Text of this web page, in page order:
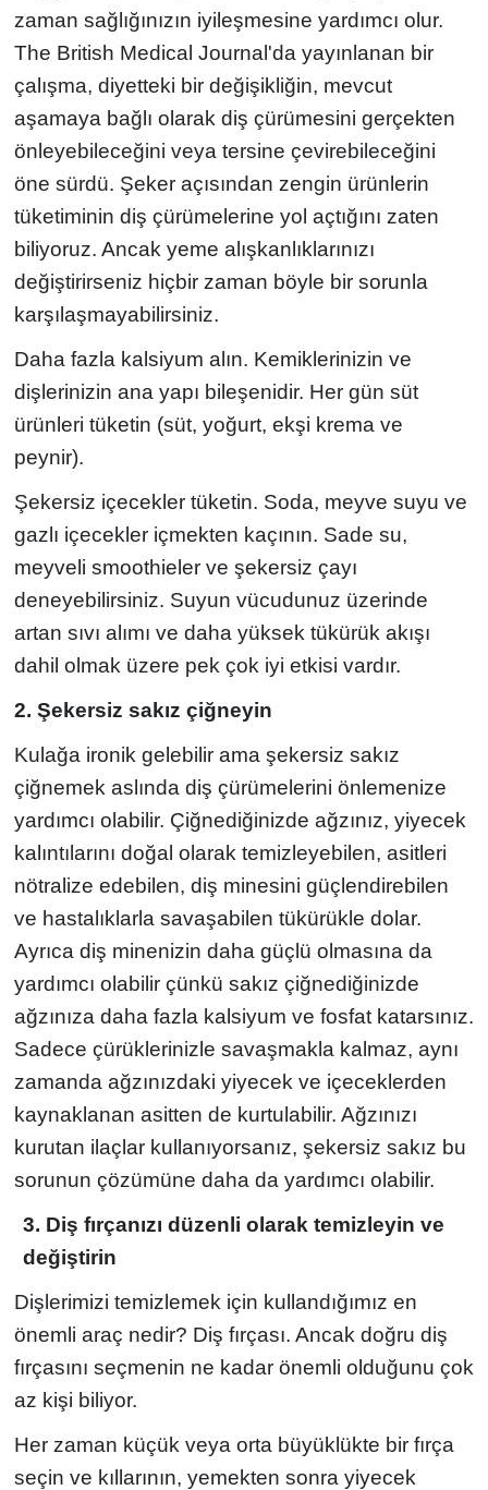
zaman sağlığınızın iyileşmesine yardımcı olur.
The British Medical Journal'da yayınlanan bir
çalışma, diyetteki bir değişikliğin, mevcut
aşamaya bağlı olarak diş çürümesini gerçekten
önleyebileceğini veya tersine çevirebileceğini
öne sürdü. Şeker açısından zengin ürünlerin
tüketiminin diş çürümelerine yol açtığını zaten
biliyoruz. Ancak yeme alışkanlıklarınızı
değiştirirseniz hiçbir zaman böyle bir sorunla
karşılaşmayabilirsiniz.
Daha fazla kalsiyum alın. Kemiklerinizin ve
dişlerinizin ana yapı bileşenidir. Her gün süt
ürünleri tüketin (süt, yoğurt, ekşi krema ve
peynir).
Şekersiz içecekler tüketin. Soda, meyve suyu ve
gazlı içecekler içmekten kaçının. Sade su,
meyveli smoothieler ve şekersiz çayı
deneyebilirsiniz. Suyun vücudunuz üzerinde
artan sıvı alımı ve daha yüksek tükürük akışı
dahil olmak üzere pek çok iyi etkisi vardır.
2. Şekersiz sakız çiğneyin
Kulağa ironik gelebilir ama şekersiz sakız
çiğnemek aslında diş çürümelerini önlemenize
yardımcı olabilir. Çiğnediğinizde ağzınız, yiyecek
kalıntılarını doğal olarak temizleyebilen, asitleri
nötralize edebilen, diş minesini güçlendirebilen
ve hastalıklarla savaşabilen tükürükle dolar.
Ayrıca diş minenizin daha güçlü olmasına da
yardımcı olabilir çünkü sakız çiğnediğinizde
ağzınıza daha fazla kalsiyum ve fosfat katarsınız.
Sadece çürüklerinizle savaşmakla kalmaz, aynı
zamanda ağzınızdaki yiyecek ve içeceklerden
kaynaklanan asitten de kurtulabilir. Ağzınızı
kurutan ilaçlar kullanıyorsanız, şekersiz sakız bu
sorunun çözümüne daha da yardımcı olabilir.
3. Diş fırçanızı düzenli olarak temizleyin ve
değiştirin
Dişlerimizi temizlemek için kullandığımız en
önemli araç nedir? Diş fırçası. Ancak doğru diş
fırçasını seçmenin ne kadar önemli olduğunu çok
az kişi biliyor.
Her zaman küçük veya orta büyüklükte bir fırça
seçin ve kıllarının, yemekten sonra yiyecek